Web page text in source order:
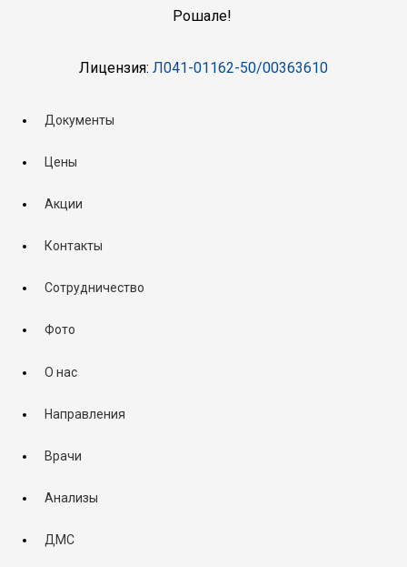
Рошале!
Лицензия: Л041-01162-50/00363610
Документы
Цены
Акции
Контакты
Сотрудничество
Фото
О нас
Направления
Врачи
Анализы
ДМС